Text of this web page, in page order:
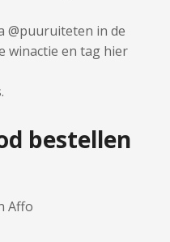
@puuruiteten in de
winactie en tag hier
bestellen
Affo